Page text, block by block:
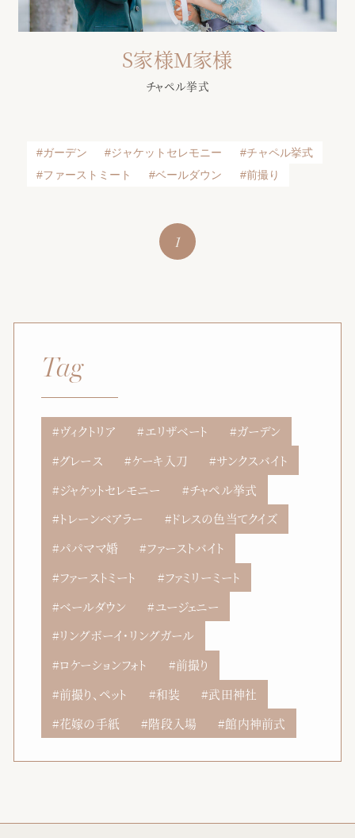
ご不明な点やご相談など、
お気軽にお問い合わせください
055-254-1000
9：00〜18：00（無休）
S家様M家様
チャペル挙式
ガーデン ジャケットセレモニー
チャペル挙式
ファーストミート
ベールダウン 前撮り
1
Tag
ヴィクトリア エリザベート
ガーデン
グレース
ケーキ入刀
サンクスバイト
ジャケットセレモニー
チャペル挙式
トレーンベアラー
ドレスの色当てクイズ
パパママ婚
ファーストバイト
ファーストミート
ファミリーミート
ベールダウン
ユージェニー
リングボーイ・リングガール
ロケーションフォト
前撮り
前撮り、ペット
和装
武田神社
花嫁の手紙
階段入場 館内神前式